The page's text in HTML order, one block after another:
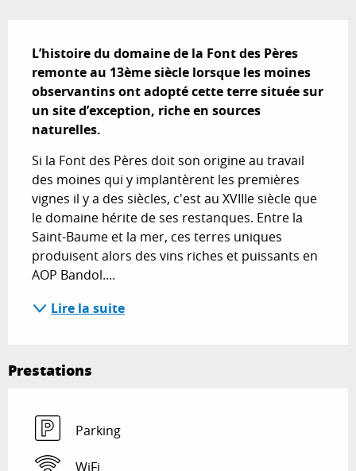
L’histoire du domaine de la Font des Pères
remonte au 13ème siècle lorsque les moines
observantins ont adopté cette terre située sur
un site d’exception, riche en sources
naturelles.
Si la Font des Pères doit son origine au travail
des moines qui y implantèrent les premières
vignes il y a des siècles, c'est au XVIIIe siècle que
le domaine hérite de ses restanques. Entre la
Saint-Baume et la mer, ces terres uniques
produisent alors des vins riches et puissants en
AOP Bandol....
Lire la suite
Prestations
Parking
WiFi